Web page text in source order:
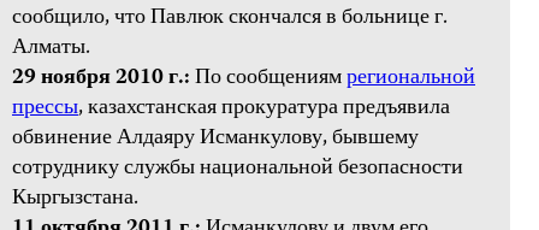
сообщило, что Павлюк скончался в больнице г.
Алматы.
29 ноября 2010 г.:По сообщениямрегиональной
прессы, казахстанская прокуратура предъявила
обвинение Алдаяру Исманкулову, бывшему
сотруднику службы национальной безопасности
Кыргызстана.